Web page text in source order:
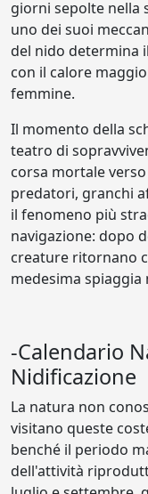
giorni sepolte nella
uno dei suoi
del nido determina
con il calore
femmine.
Il momento della
teatro di
corsa mortale
predatori, granchi
il fenomeno più
navigazione: dopo
creature ritornano
medesima spiaggia
-Calendario
Nidificazione
La natura non
visitano queste
benché il periodo
dell'attività